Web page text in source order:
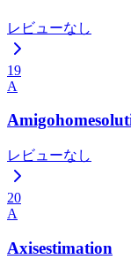
レビューなし
19
A
レビューなし
20
A
Axisestimation